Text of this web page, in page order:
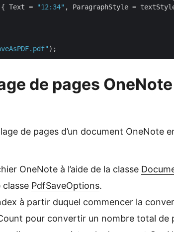
Text = "12:34" , ParagraphStyle =
de pages OneNote
de pages d’un document OneNote
OneNote à l’aide de la classe
classe PdfSaveOptions.
à partir duquel commencer la
pour convertir un nombre total de